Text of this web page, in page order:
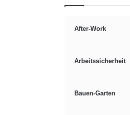
After-Work
Arbeitssicherheit
Bauen-Garten